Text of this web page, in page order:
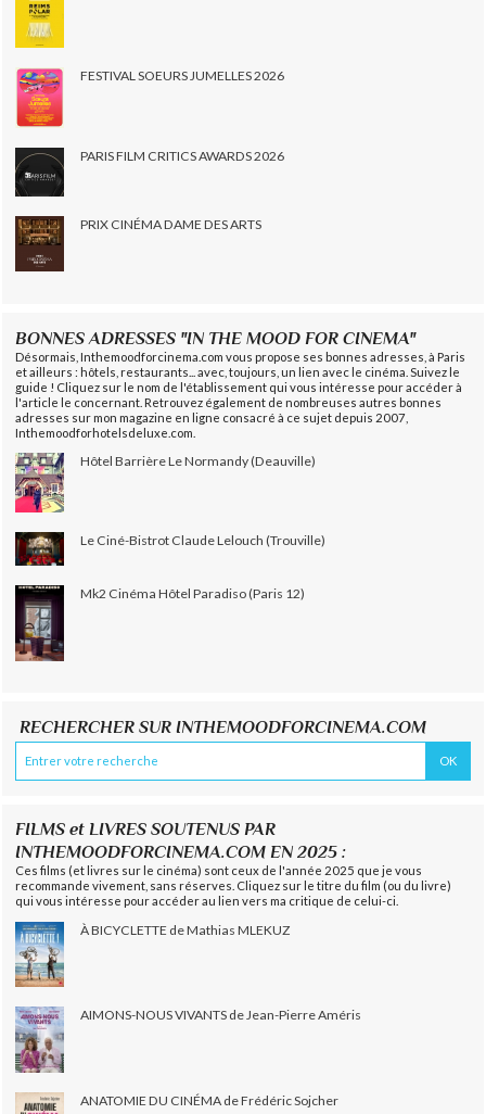
FESTIVAL SOEURS JUMELLES 2026
PARIS FILM CRITICS AWARDS 2026
PRIX CINÉMA DAME DES ARTS
BONNES ADRESSES "IN THE MOOD FOR CINEMA"
Désormais, Inthemoodforcinema.com vous propose ses bonnes adresses, à Paris
et ailleurs : hôtels, restaurants... avec, toujours, un lien avec le cinéma. Suivez le
guide ! Cliquez sur le nom de l'établissement qui vous intéresse pour accéder à
l'article le concernant. Retrouvez également de nombreuses autres bonnes
adresses sur mon magazine en ligne consacré à ce sujet depuis 2007,
Inthemoodforhotelsdeluxe.com.
Hôtel Barrière Le Normandy (Deauville)
Le Ciné-Bistrot Claude Lelouch (Trouville)
Mk2 Cinéma Hôtel Paradiso (Paris 12)
RECHERCHER SUR INTHEMOODFORCINEMA.COM
FILMS et LIVRES SOUTENUS PAR
INTHEMOODFORCINEMA.COM EN 2025 :
Ces films (et livres sur le cinéma) sont ceux de l'année 2025 que je vous
recommande vivement, sans réserves. Cliquez sur le titre du film (ou du livre)
qui vous intéresse pour accéder au lien vers ma critique de celui-ci.
À BICYCLETTE de Mathias MLEKUZ
AIMONS-NOUS VIVANTS de Jean-Pierre Améris
ANATOMIE DU CINÉMA de Frédéric Sojcher